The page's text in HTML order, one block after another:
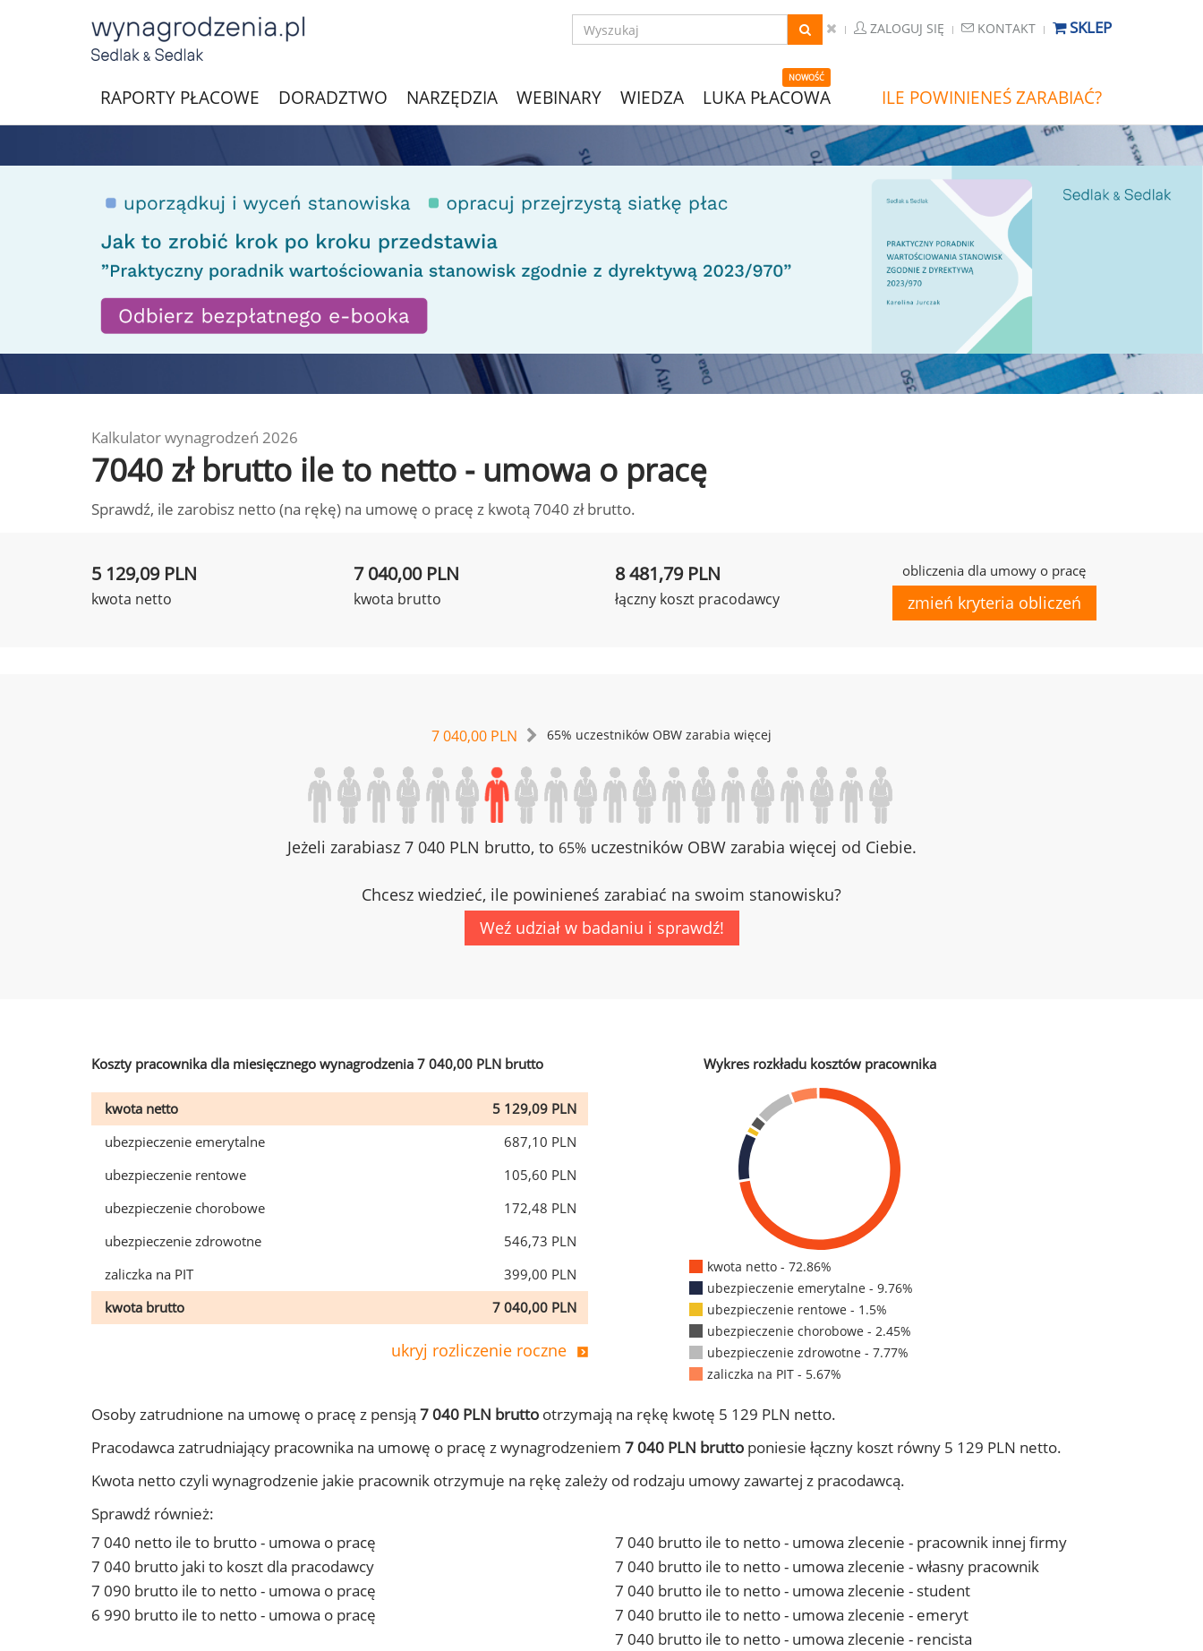
ZALOGUJ SIĘ KONTAKT SKLEP
RAPORTY PŁACOWE DORADZTWO NARZĘDZIA WEBINARY WIEDZA
NOWOŚĆ
LUKA PŁACOWA ILE POWINIENEŚ ZARABIAĆ?
Kalkulator wynagrodzeń 2026
7040 zł brutto ile to netto - umowa o pracę
Sprawdź, ile zarobisz netto (na rękę) na umowę o pracę z kwotą 7040 zł brutto.
5 129,09 PLN
kwota netto
7 040,00 PLN
kwota brutto
8 481,79 PLN
łączny koszt pracodawcy
obliczenia dla umowy o pracę
zmień kryteria obliczeń
7 040,00 PLN 65% uczestników OBW zarabia więcej
Jeżeli zarabiasz 7 040 PLN brutto, to 65%uczestników OBW zarabia więcej od Ciebie.
Chcesz wiedzieć, ile powinieneś zarabiać na swoim stanowisku?
Weź udział w badaniu i sprawdź!
Koszty pracownika dla miesięcznego wynagrodzenia 7 040,00 PLN brutto
kwota netto
5 129,09 PLN
ubezpieczenie emerytalne
687,10 PLN
ubezpieczenie rentowe
105,60 PLN
ubezpieczenie chorobowe
172,48 PLN
ubezpieczenie zdrowotne
546,73 PLN
zaliczka na PIT
399,00 PLN
kwota brutto
7 040,00 PLN
ukryj rozliczenie roczne
Wykres rozkładu kosztów pracownika
kwota netto - 72.86%
ubezpieczenie emerytalne - 9.76%
ubezpieczenie rentowe - 1.5%
ubezpieczenie chorobowe - 2.45%
ubezpieczenie zdrowotne - 7.77%
zaliczka na PIT - 5.67%
Osoby zatrudnione na umowę o pracę z pensją 7 040 PLN brutto otrzymają na rękę kwotę 5 129 PLN netto.
Pracodawca zatrudniający pracownika na umowę o pracę z wynagrodzeniem 7 040 PLN brutto poniesie łączny koszt równy 5 129 PLN netto.
Kwota netto czyli wynagrodzenie jakie pracownik otrzymuje na rękę zależy od rodzaju umowy zawartej z pracodawcą.
Sprawdź również:
7 040 netto ile to brutto - umowa o pracę
7 040 brutto jaki to koszt dla pracodawcy
7 090 brutto ile to netto - umowa o pracę
6 990 brutto ile to netto - umowa o pracę
7 040 brutto ile to netto - umowa zlecenie - pracownik innej firmy
7 040 brutto ile to netto - umowa zlecenie - własny pracownik
7 040 brutto ile to netto - umowa zlecenie - student
7 040 brutto ile to netto - umowa zlecenie - emeryt
7 040 brutto ile to netto - umowa zlecenie - rencista